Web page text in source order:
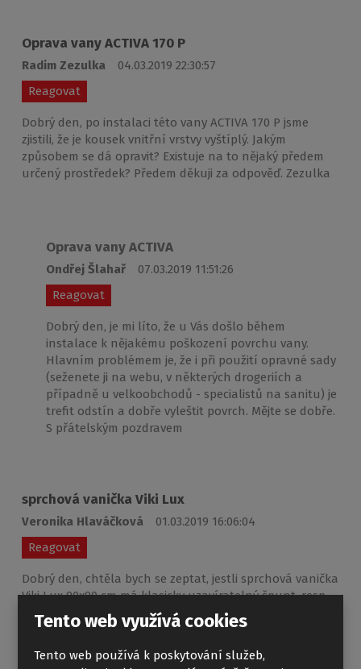
Oprava vany ACTIVA 170 P
Radim Zezulka
04.03.2019 22:30:57
Reagovat
Dobrý den, po instalaci této vany ACTIVA 170 P jsme
zjistili, že je kousek vnitřní vrstvy vyštíplý. Jakým
způsobem se dá opravit? Existuje na to nějaký předem
určený prostředek? Předem děkuji za odpověď. Zezulka
Oprava vany ACTIVA
Ondřej Šlahař
07.03.2019 11:51:26
Reagovat
Dobrý den, je mi líto, že u Vás došlo během
instalace k nějakému poškození povrchu vany.
Hlavním problémem je, že i při použití opravné sady
(seženete ji na webu, v některých drogeriích a
případně u velkoobchodů - specialistů na sanitu) je
trefit odstín a dobře vyleštit povrch. Mějte se dobře.
S přátelským pozdravem
sprchová vanička Viki Lux
Veronika Hlaváčková
01.03.2019 16:06:04
Reagovat
Dobrý den, chtěla bych se zeptat, jestli sprchová vanička
Viki Lux 90x90 cm má klasicky uzavíratelný špunt, resp.
zda se dá naplnit vodou pro vykoupání dítěte jako vana
? Děkuji. Hlaváčková
Tento web využívá cookies
Tento web používá k poskytování služeb,